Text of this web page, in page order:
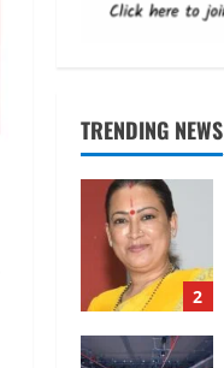
TRENDING NEWS
1
2